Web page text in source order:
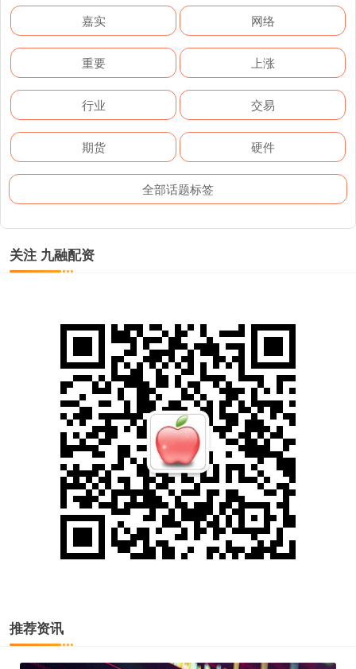
嘉实 网络
重要 上涨
行业 交易
期货 硬件
全部话题标签
关注 九融配资
推荐资讯